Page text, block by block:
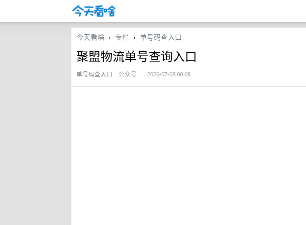
今天看啥 › 专栏 › 单号码查入口
聚盟物流单号查询入口
单号码查入口 · 公众号 · · 2026-07-08 00:08